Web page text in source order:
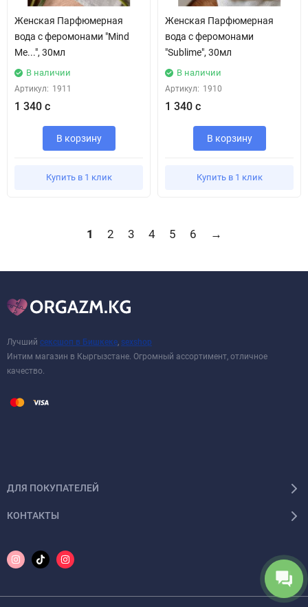
Женская Парфюмерная
вода с феромонами "Mind
Me...", 30мл
В наличии
Артикул: 1911
1 340 с
В корзину
Купить в 1 клик
Женская Парфюмерная
вода с феромонами
"Sublime", 30мл
В наличии
Артикул: 1910
1 340 с
В корзину
Купить в 1 клик
1 2 3 4 5 6 →
Лучший сексшоп в Бишкеке, sexshop
Интим магазин в Кыргызстане. Огромный ассортимент, отличное
качество.
ДЛЯ ПОКУПАТЕЛЕЙ
КОНТАКТЫ